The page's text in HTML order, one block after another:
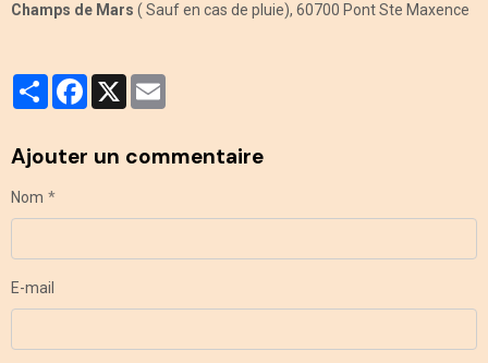
Champs de Mars ( Sauf en cas de pluie), 60700 Pont Ste Maxence
PartagerFacebook
X
Ajouter un commentaire
Nom
E-mail